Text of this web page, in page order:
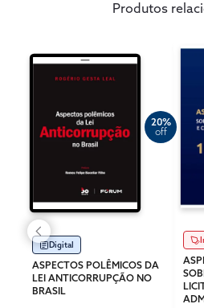
Produtos
20%
off
Digital
ASPECTOS POLÊMICOS DA
LEI ANTICORRUPÇÃO NO
BRASIL